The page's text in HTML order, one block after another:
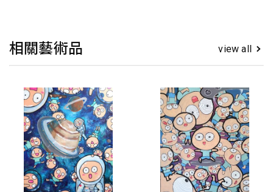
相關藝術品 view all